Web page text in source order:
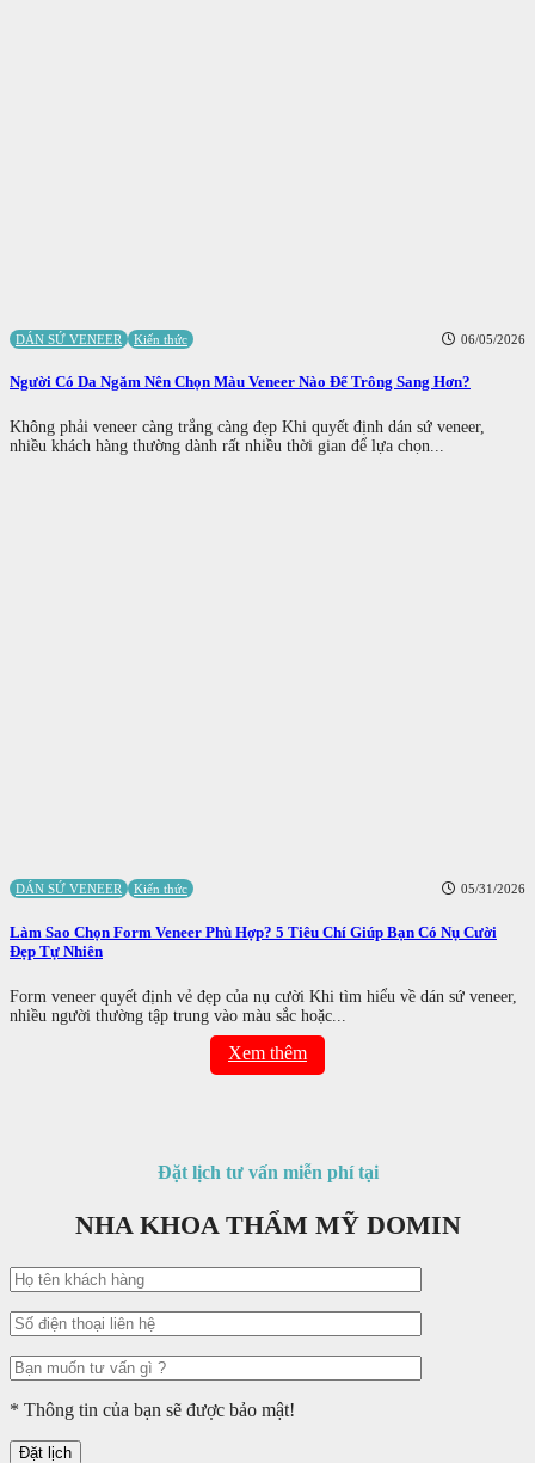
DÁN SỨ VENEER Kiến thức 06/05/2026
Người Có Da Ngăm Nên Chọn Màu Veneer Nào Để Trông Sang Hơn?
Không phải veneer càng trắng càng đẹp Khi quyết định dán sứ veneer,
nhiều khách hàng thường dành rất nhiều thời gian để lựa chọn...
DÁN SỨ VENEER Kiến thức 05/31/2026
Làm Sao Chọn Form Veneer Phù Hợp? 5 Tiêu Chí Giúp Bạn Có Nụ Cười
Đẹp Tự Nhiên
Form veneer quyết định vẻ đẹp của nụ cười Khi tìm hiểu về dán sứ veneer,
nhiều người thường tập trung vào màu sắc hoặc...
Xem thêm
Đặt lịch tư vấn miễn phí tại
NHA KHOA THẨM MỸ DOMIN
* Thông tin của bạn sẽ được bảo mật!